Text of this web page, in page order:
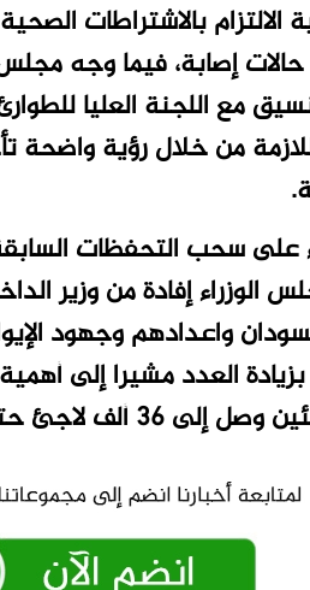
بالاشتراطات
إصابة، فيما وجه مجلس
مع اللجنة العليا
اللازمة من خلال رؤية
سحب التحفظات
الوزراء إفادة من وزير
واعدادهم وجهود
بزيادة العدد مشيرا إلى
لاجئ حتى الآن.